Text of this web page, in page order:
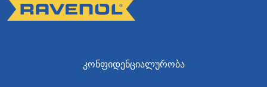
ᲙᲝᲜᲤᲘᲓᲔᲜᲪᲘᲐᲚᲣᲠᲝᲑᲐ